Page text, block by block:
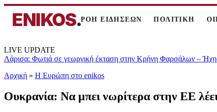
ENIKOS.ΡΟΗ ΕΙΔΗΣΕΩΝ ΠΟΛΙΤΙΚΗ
LIVE UPDATE
Λάρισα: Φωτιά σε γεωργική έκταση στην Κρήνη Φαρσάλων –
Αρχική » Η Ευρώπη στο enikos
Ουκρανία: Να μπει νωρίτερα στην ΕΕ